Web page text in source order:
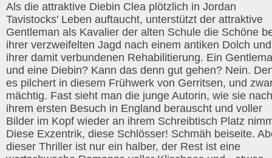
Als die attraktive Diebin Clea plötzlich in Jordan
Tavistocks' Leben auftaucht, unterstützt der attraktive
Gentleman als Kavalier der alten Schule die Schöne
ihrer verzweifelten Jagd nach einem antiken Dolch und
ihrer damit verbundenen Rehabilitierung. Ein
und eine Diebin? Kann das denn gut gehen? Nein.
es pilchert in diesem Frühwerk von Gerritsen, und
mächtig. Fast sieht man die junge Autorin, wie sie nach
ihrem ersten Besuch in England berauscht und voller
Bilder im Kopf wieder an ihrem Schreibtisch Platz
Diese Exzentrik, diese Schlösser! Schmäh beiseite.
dieser Thriller ist nur ein halber, der Rest ist eine